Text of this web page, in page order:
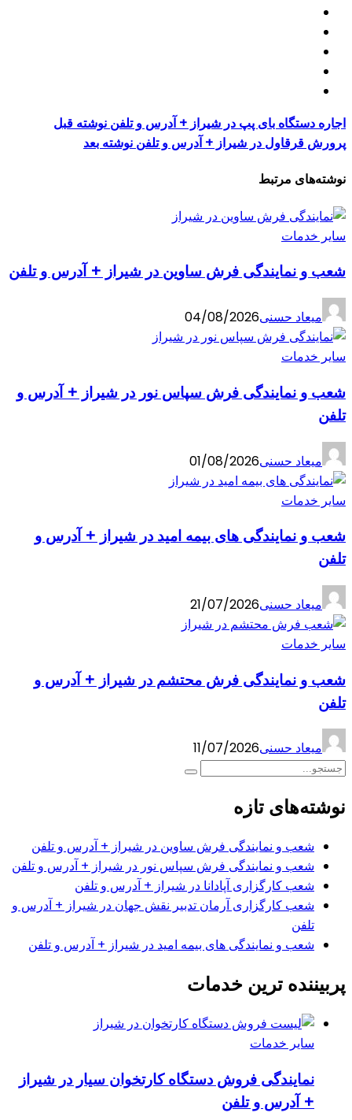
اجاره دستگاه بای پپ در شیراز + آدرس و تلفن نوشته قبل
پرورش قرقاول در شیراز + آدرس و تلفن نوشته بعد
نوشته‌های مرتبط
سایر خدمات
شعب و نمایندگی فرش ساوین در شیراز + آدرس و تلفن
میعاد حسنی04/08/2026
سایر خدمات
شعب و نمایندگی فرش سپاس نور در شیراز + آدرس و
تلفن
میعاد حسنی01/08/2026
سایر خدمات
شعب و نمایندگی های بیمه امید در شیراز + آدرس و
تلفن
میعاد حسنی21/07/2026
سایر خدمات
شعب و نمایندگی فرش محتشم در شیراز + آدرس و
تلفن
میعاد حسنی11/07/2026
نوشته‌های تازه
شعب و نمایندگی فرش ساوین در شیراز + آدرس و تلفن
شعب و نمایندگی فرش سپاس نور در شیراز + آدرس و تلفن
شعب کارگزاری آپادانا در شیراز + آدرس و تلفن
شعب کارگزاری آرمان تدبیر نقش جهان در شیراز + آدرس و
تلفن
شعب و نمایندگی های بیمه امید در شیراز + آدرس و تلفن
پربیننده ترین خدمات
سایر خدمات
نمایندگی فروش دستگاه کارتخوان سیار در شیراز
+ آدرس و تلفن